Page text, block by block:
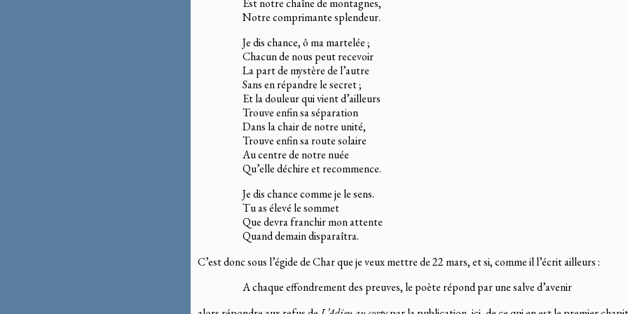
Notre comprimante splendeur.
Je dis chance, ô ma martelée ;
Chacun de nous peut recevoir
La part de mystère de l’autre
Sans en répandre le secret ;
Et la douleur qui vient d’ailleurs
Trouve enfin sa séparation
Dans la chair de notre unité,
Trouve enfin sa route solaire
Au centre de notre nuée
Qu’elle déchire et recommence.
Je dis chance comme je le sens.
Tu as élevé le sommet
Que devra franchir mon attente
Quand demain disparaîtra.
C’est donc sous l’égide de Char que je veux mettre de 22 mars, et si, comme il l’écrit ailleurs :
A chaque effondrement des preuves, le poète répond par une salve d’avenir